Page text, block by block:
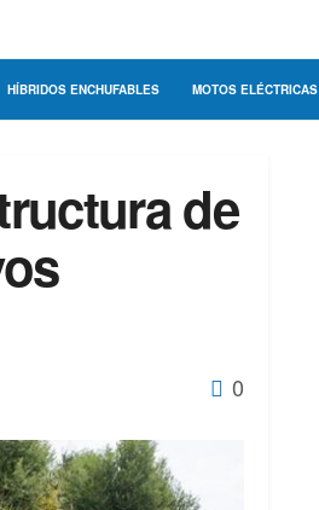
HÍBRIDOS ENCHUFABLES MOTOS ELÉCTRICAS
de
0